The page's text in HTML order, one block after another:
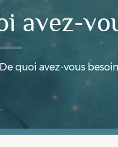
avez-
quoi avez-vous